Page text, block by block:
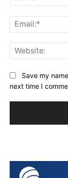
Save my
next time I